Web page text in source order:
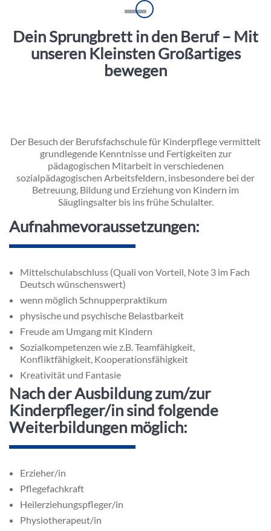
Einleitung
Dein Sprungbrett in den Beruf – Mit
unseren Kleinsten Großartiges
bewegen
Inhalt
Der Besuch der Berufsfachschule für Kinderpflege vermittelt
grundlegende Kenntnisse und Fertigkeiten zur
pädagogischen Mitarbeit in verschiedenen
sozialpädagogischen Arbeitsfeldern, insbesondere bei der
Betreuung, Bildung und Erziehung von Kindern im
Säuglingsalter bis ins frühe Schulalter.
Aufnahmevoraussetzungen:
Mittelschulabschluss (Quali von Vorteil, Note 3 im Fach
Deutsch wünschenswert)
wenn möglich Schnupperpraktikum
physische und psychische Belastbarkeit
Freude am Umgang mit Kindern
Sozialkompetenzen wie z.B. Teamfähigkeit,
Konfliktfähigkeit, Kooperationsfähigkeit
Kreativität und Fantasie
Nach der Ausbildung zum/zur
Kinderpfleger/in sind folgende
Weiterbildungen möglich:
Erzieher/in
Pflegefachkraft
Heilerziehungspfleger/in
Physiotherapeut/in